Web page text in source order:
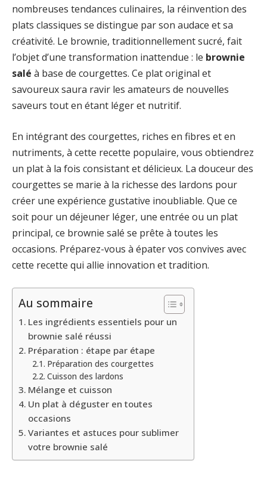
nombreuses tendances culinaires, la réinvention des
plats classiques se distingue par son audace et sa
créativité. Le brownie, traditionnellement sucré, fait
l’objet d’une transformation inattendue : le brownie
salé à base de courgettes. Ce plat original et
savoureux saura ravir les amateurs de nouvelles
saveurs tout en étant léger et nutritif.
En intégrant des courgettes, riches en fibres et en
nutriments, à cette recette populaire, vous obtiendrez
un plat à la fois consistant et délicieux. La douceur des
courgettes se marie à la richesse des lardons pour
créer une expérience gustative inoubliable. Que ce
soit pour un déjeuner léger, une entrée ou un plat
principal, ce brownie salé se prête à toutes les
occasions. Préparez-vous à épater vos convives avec
cette recette qui allie innovation et tradition.
Au sommaire
Les ingrédients essentiels pour un
brownie salé réussi
Préparation : étape par étape
Préparation des courgettes
Cuisson des lardons
Mélange et cuisson
Un plat à déguster en toutes
occasions
Variantes et astuces pour sublimer
votre brownie salé